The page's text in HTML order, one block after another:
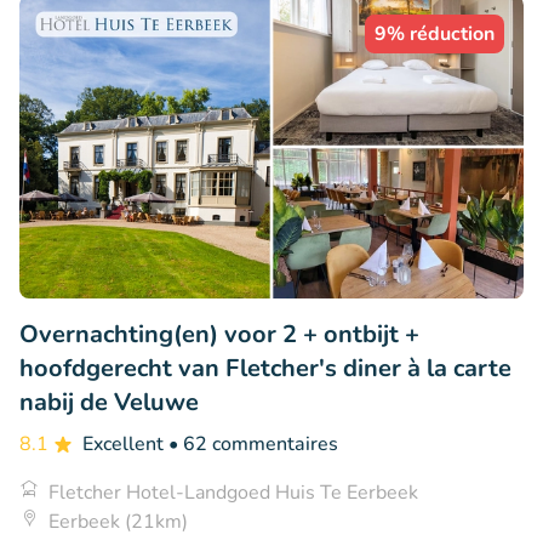
9% réduction
Overnachting(en) voor 2 + ontbijt +
hoofdgerecht van Fletcher's diner à la carte
nabij de Veluwe
8.1 Excellent • 62 commentaires
Fletcher Hotel-Landgoed Huis Te Eerbeek
Eerbeek (21km)